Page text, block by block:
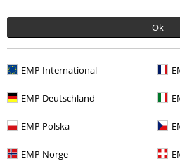
Ok
EMP International
EMP Deutschland
EMP Polska
EMP Norge
Verifizierte Rezension